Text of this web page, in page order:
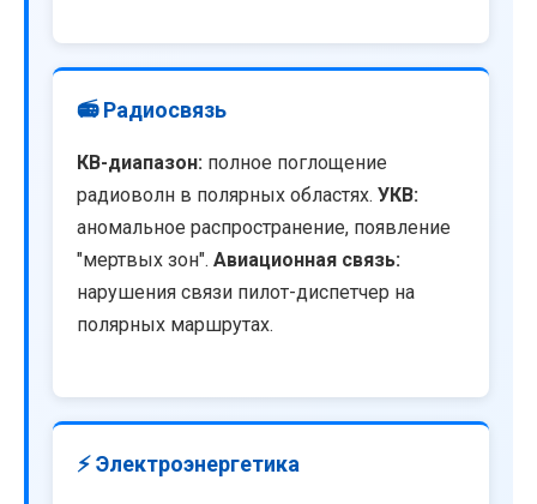
📻 Радиосвязь
КВ-диапазон: полное поглощение
радиоволн в полярных областях. УКВ:
аномальное распространение, появление
"мертвых зон". Авиационная связь:
нарушения связи пилот-диспетчер на
полярных маршрутах.
⚡ Электроэнергетика